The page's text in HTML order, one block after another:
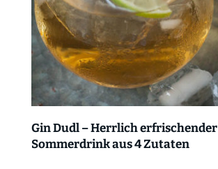
Gin Dudl – Herrlich erfrischender
Sommerdrink aus 4 Zutaten